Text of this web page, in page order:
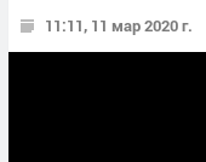
11:11, 11 мар 2020 г.